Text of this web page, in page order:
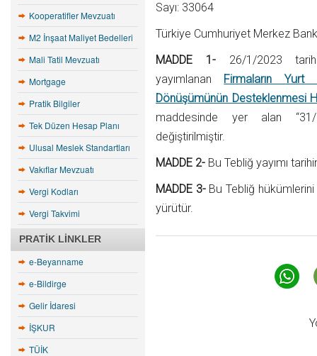
Kooperatifler Mevzuatı
M2 İnşaat Maliyet Bedelleri
Mali Tatil Mevzuatı
Mortgage
Pratik Bilgiler
Tek Düzen Hesap Planı
Ulusal Meslek Standartları
Vakıflar Mevzuatı
Vergi Kodları
Vergi Takvimi
PRATIK LINKLER
e-Beyanname
e-Bildirge
Gelir İdaresi
İŞKUR
TÜİK
Sayı: 33064
Türkiye Cumhuriyet Merkez
MADDE 1-26/1/2023
yayımlanan Firmaların Yurt
Dönüşümünün Desteklenmesi
maddesinde yer alan “31/
değiştirilmiştir.
MADDE 2- Bu Tebliğ yayımı
MADDE 3- Bu Tebliğ
yürütür.